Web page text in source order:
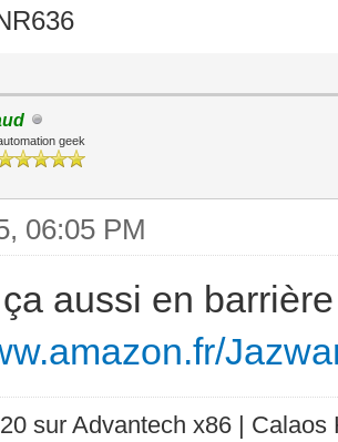
geek
06:05 PM
aussi en
sur Advantech x86 |